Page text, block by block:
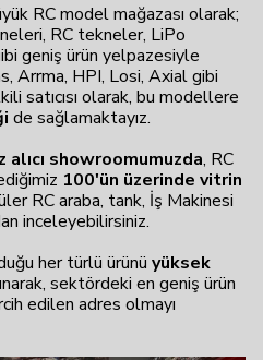
RC model mağazası olarak;
RC tekneler, LiPo
geniş ürün yelpazesiyle
Arrma, HPI, Losi, Axial gibi
satıcısı olarak, bu modellere
de sağlamaktayız.
alıcı showroomumuzda, RC
100'ün üzerinde vitrin
RC araba, tank, İş Makinesi
inceleyebilirsiniz.
her türlü ürünü yüksek
sektördeki en geniş ürün
edilen adres olmayı